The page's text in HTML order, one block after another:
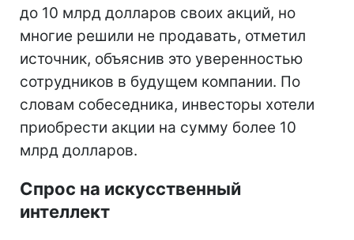
до 10 млрд долларов своих акций, но
многие решили не продавать, отметил
источник, объяснив это уверенностью
сотрудников в будущем компании. По
словам собеседника, инвесторы хотели
приобрести акции на сумму более 10
млрд долларов.
Спрос на искусственный
интеллект